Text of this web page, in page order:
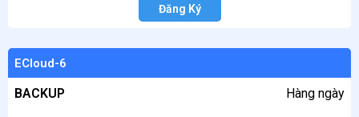
Đăng Ký
ECloud-6
BACKUP Hàng ngày